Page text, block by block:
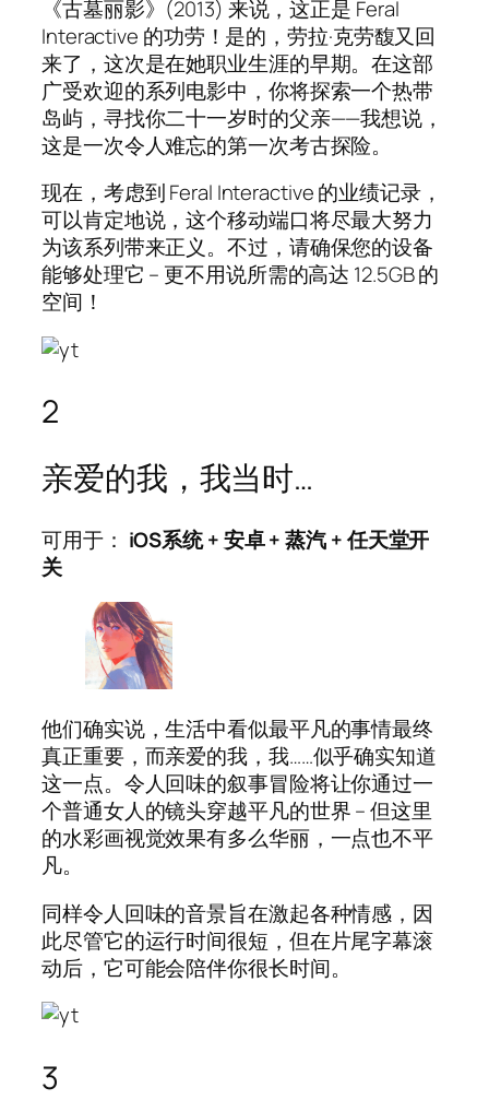
《古墓丽影》(2013) 来说，这正是 Feral
Interactive 的功劳！是的，劳拉·克劳馥又回
来了，这次是在她职业生涯的早期。在这部
广受欢迎的系列电影中，你将探索一个热带
岛屿，寻找你二十一岁时的父亲——我想说，
这是一次令人难忘的第一次考古探险。
现在，考虑到 Feral Interactive 的业绩记录，
可以肯定地说，这个移动端口将尽最大努力
为该系列带来正义。不过，请确保您的设备
能够处理它 – 更不用说所需的高达 12.5GB 的
空间！
2
亲爱的我，我当时…
可用于： iOS系统+安卓+蒸汽+任天堂开
关
他们确实说，生活中看似最平凡的事情最终
真正重要，而亲爱的我，我……似乎确实知道
这一点。令人回味的叙事冒险将让你通过一
个普通女人的镜头穿越平凡的世界 – 但这里
的水彩画视觉效果有多么华丽，一点也不平
凡。
同样令人回味的音景旨在激起各种情感，因
此尽管它的运行时间很短，但在片尾字幕滚
动后，它可能会陪伴你很长时间。
3